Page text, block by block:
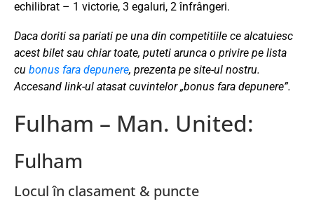
echilibrat – 1 victorie, 3 egaluri, 2 înfrângeri.
Daca doriti sa pariati pe una din competitiile ce alcatuiesc
acest bilet sau chiar toate, puteti arunca o privire pe lista
cu bonus fara depunere, prezenta pe site-ul nostru.
Accesand link-ul atasat cuvintelor „bonus fara depunere”.
Fulham – Man. United:
Fulham
Locul în clasament & puncte